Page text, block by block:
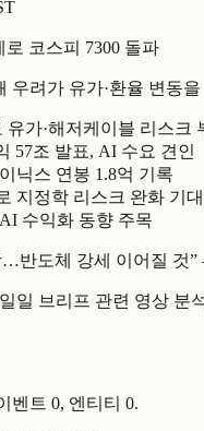
코스피 7300 돌파
우려가 유가·환율 변동
유가·해저케이블 리스크
57조 발표, AI 수요 견인
닉스 연봉 1.8억 기록
지정학 리스크 완화 기대
수익화 동향 주목
반도체 강세 이어질 것
일 브리프 관련 영상 분
벤트 0, 엔티티 0.